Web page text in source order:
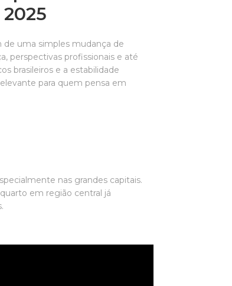
de uma simples mudança de
perspectivas profissionais e até
brasileiros e a estabilidade
para quem pensa em
nas grandes capitais.
em região central já